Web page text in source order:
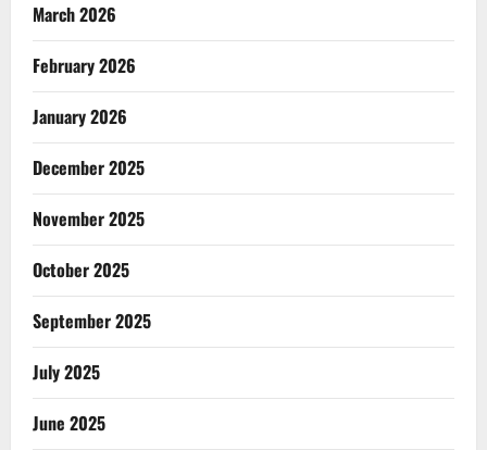
March 2026
February 2026
January 2026
December 2025
November 2025
October 2025
September 2025
July 2025
June 2025